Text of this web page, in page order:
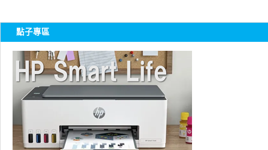
點子專區